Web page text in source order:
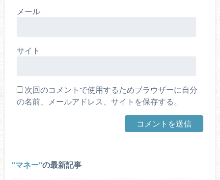
メール
サイト
次回のコメントで使用するためブラウザーに自分
の名前、メールアドレス、サイトを保存する。
マネー の最新記事